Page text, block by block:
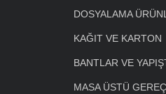
DOSYALAMA
KAĞIT VE KARTON
BANTLAR VE
MASA ÜSTÜ